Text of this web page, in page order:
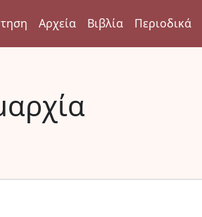
Αρχεία Βιβλία Περιοδικά